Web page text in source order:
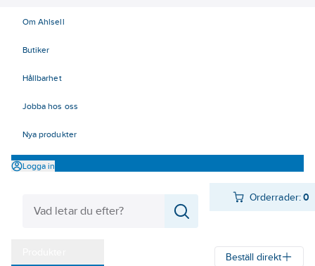
Om Ahlsell
Butiker
Hållbarhet
Jobba hos oss
Nya produkter
Logga in
Orderrader:0
Beställ direkt